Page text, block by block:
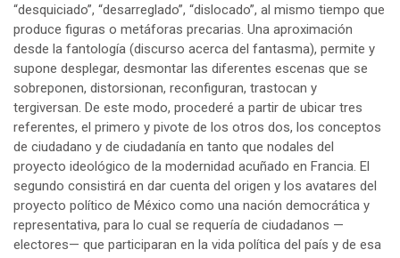
“desquiciado”, “desarreglado”, “dislocado”, al mismo tiempo que
produce figuras o metáforas precarias. Una aproximación
desde la fantología (discurso acerca del fantasma), permite y
supone desplegar, desmontar las diferentes escenas que se
sobreponen, distorsionan, reconfiguran, trastocan y
tergiversan. De este modo, procederé a partir de ubicar tres
referentes, el primero y pivote de los otros dos, los conceptos
de ciudadano y de ciudadanía en tanto que nodales del
proyecto ideológico de la modernidad acuñado en Francia. El
segundo consistirá en dar cuenta del origen y los avatares del
proyecto político de México como una nación democrática y
representativa, para lo cual se requería de ciudadanos —
electores— que participaran en la vida política del país y de esa